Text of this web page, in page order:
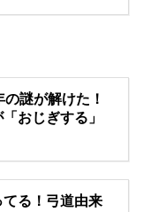
謎が解けた！
おじぎする」
る！弓道由来